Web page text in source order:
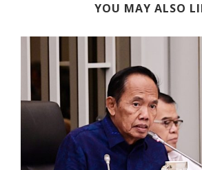
YOU MAY ALSO